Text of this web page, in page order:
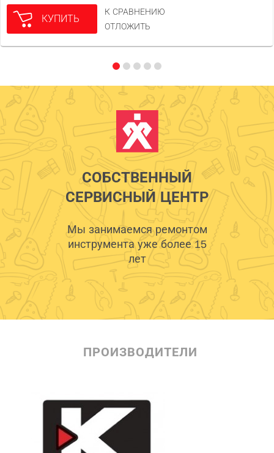
КУПИТЬ
К СРАВНЕНИЮ
ОТЛОЖИТЬ
СОБСТВЕННЫЙ
СЕРВИСНЫЙ ЦЕНТР
Мы занимаемся ремонтом
инструмента уже более 15
лет
ПРОИЗВОДИТЕЛИ